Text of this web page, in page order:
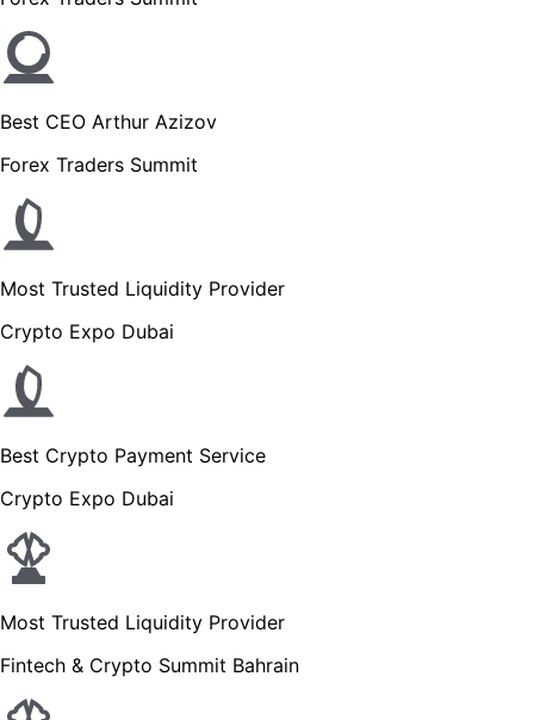
Best CEO Arthur Azizov
Forex Traders Summit
Most Trusted Liquidity Provider
Crypto Expo Dubai
Best Crypto Payment Service
Crypto Expo Dubai
Most Trusted Liquidity Provider
Fintech & Crypto Summit Bahrain